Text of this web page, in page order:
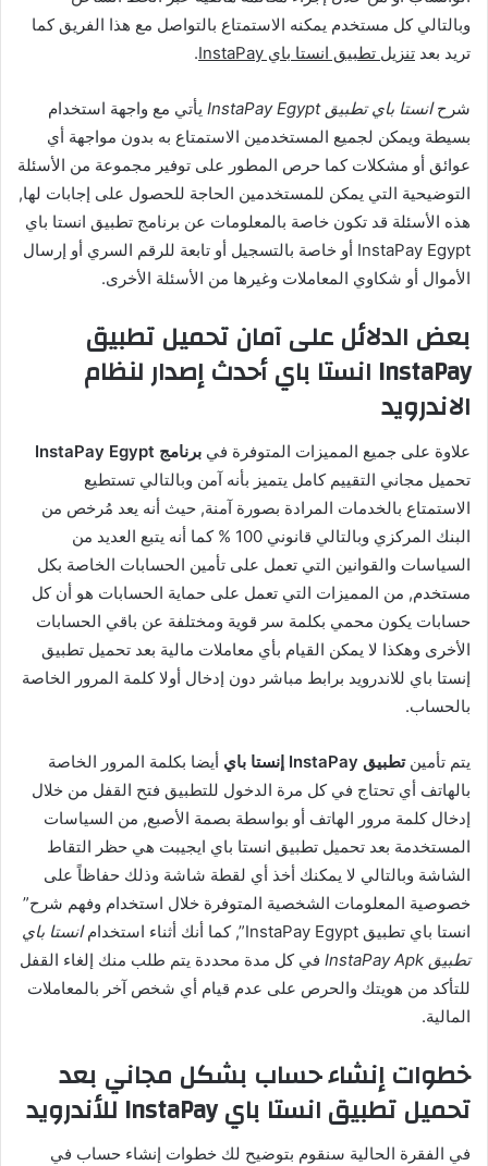
وبالتالي كل مستخدم يمكنه الاستمتاع بالتواصل مع هذا الفريق كما
تريد بعد تنزيل تطبيق انستا باي InstaPay .
شرحانستا باي تطبيق InstaPay Egypt
يأتي مع واجهة استخدام
بسيطة ويمكن لجميع المستخدمين الاستمتاع به بدون مواجهة أي
عوائق أو مشكلات كما حرص المطور على توفير مجموعة من الأسئلة
التوضيحية التي يمكن للمستخدمين الحاجة للحصول على إجابات لها,
هذه الأسئلة قد تكون خاصة بالمعلومات عن برنامج تطبيق انستا باي
InstaPay Egypt أو خاصة بالتسجيل أو تابعة للرقم السري أو إرسال
الأموال أو شكاوي المعاملات وغيرها من الأسئلة الأخرى.
بعض الدلائل على آمان تحميل تطبيق
InstaPay انستا باي أحدث إصدار لنظام
الاندرويد
علاوة على جميع المميزات المتوفرة في برنامج InstaPay Egypt
تحميل مجاني التقييم كامل يتميز بأنه آمن وبالتالي تستطيع
الاستمتاع بالخدمات المرادة بصورة آمنة, حيث أنه يعد مُرخص من
البنك المركزي وبالتالي قانوني 100 % كما أنه يتبع العديد من
السياسات والقوانين التي تعمل على تأمين الحسابات الخاصة بكل
مستخدم, من المميزات التي تعمل على حماية الحسابات هو أن كل
حسابات يكون محمي بكلمة سر قوية ومختلفة عن باقي الحسابات
الأخرى وهكذا لا يمكن القيام بأي معاملات مالية بعد تحميل تطبيق
إنستا باي للاندرويد برابط مباشر دون إدخال أولا كلمة المرور الخاصة
بالحساب.
يتم تأمينتطبيق InstaPay إنستا باي
أيضا بكلمة المرور الخاصة
بالهاتف أي تحتاج في كل مرة الدخول للتطبيق فتح القفل من خلال
إدخال كلمة مرور الهاتف أو بواسطة بصمة الأصبع, من السياسات
المستخدمة بعد تحميل تطبيق انستا باي ايجيبت هي حظر التقاط
الشاشة وبالتالي لا يمكنك أخذ أي لقطة شاشة وذلك حفاظاً على
خصوصية المعلومات الشخصية المتوفرة خلال استخدام وفهم شرح”
انستا باي تطبيق InstaPay Egypt”, كما أنك أثناء استخدام
انستا باي
تطبيق InstaPay Apk
في كل مدة محددة يتم طلب منك إلغاء القفل
للتأكد من هويتك والحرص على عدم قيام أي شخص آخر بالمعاملات
المالية.
خطوات إنشاء حساب بشكل مجاني بعد
تحميل تطبيق انستا باي InstaPay للأندرويد
في الفقرة الحالية سنقوم بتوضيح لك خطوات إنشاء حساب في